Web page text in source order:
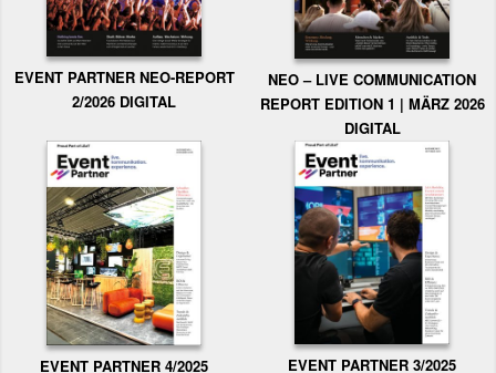
EVENT PARTNER NEO-REPORT
2/2026 DIGITAL
NEO – LIVE COMMUNICATION
REPORT EDITION 1 | MÄRZ 2026
DIGITAL
EVENT PARTNER 4/2025 EVENT PARTNER 3/2025